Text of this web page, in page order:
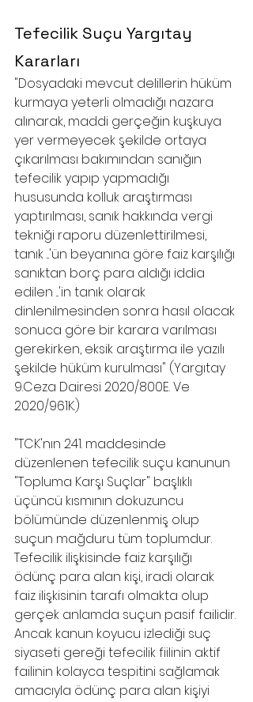
Tefecilik Suçu Yargıtay
Kararları
"Dosyadaki mevcut delillerin hüküm
kurmaya yeterli olmadığı nazara
alınarak, maddi gerçeğin kuşkuya
yer vermeyecek şekilde ortaya
çıkarılması bakımından sanığın
tefecilik yapıp yapmadığı
hususunda kolluk araştırması
yaptırılması, sanık hakkında vergi
tekniği raporu düzenlettirilmesi,
tanık ...'ün beyanına göre faiz karşılığı
sanıktan borç para aldığı iddia
edilen ...'in tanık olarak
dinlenilmesinden sonra hasıl olacak
sonuca göre bir karara varılması
gerekirken, eksik araştırma ile yazılı
şekilde hüküm kurulması" (Yargıtay
9.Ceza Dairesi 2020/800E. Ve
2020/961K.)
"TCK'nın 241. maddesinde
düzenlenen tefecilik suçu kanunun
"Topluma Karşı Suçlar" başlıklı
üçüncü kısmının dokuzuncu
bölümünde düzenlenmiş olup
suçun mağduru tüm toplumdur.
Tefecilik ilişkisinde faiz karşılığı
ödünç para alan kişi, iradi olarak
faiz ilişkisinin tarafı olmakta olup
gerçek anlamda suçun pasif failidir.
Ancak kanun koyucu izlediği suç
siyaseti gereği tefecilik fiilinin aktif
failinin kolayca tespitini sağlamak
amacıyla ödünç para alan kişiyi